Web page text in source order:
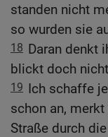
standen nicht
so wurden sie
18 Daran denkt
blickt doch
19 Ich schaffe
schon an,
Straße durch